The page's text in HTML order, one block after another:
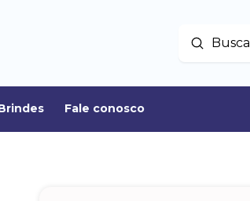
Buscar
Enviar
Fale conosco